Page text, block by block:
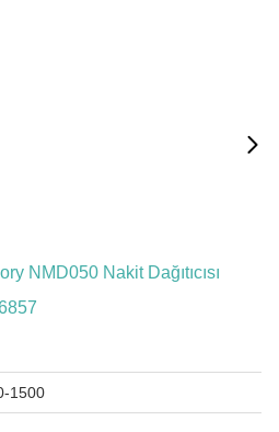
NMD050 Nakit Dağıtıcısı
1500